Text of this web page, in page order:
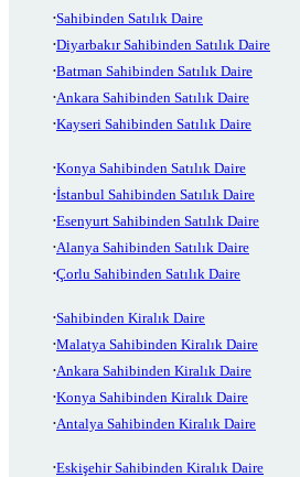
Sahibinden Satılık Daire
Diyarbakır Sahibinden Satılık Daire
Batman Sahibinden Satılık Daire
Ankara Sahibinden Satılık Daire
Kayseri Sahibinden Satılık Daire
Konya Sahibinden Satılık Daire
İstanbul Sahibinden Satılık Daire
Esenyurt Sahibinden Satılık Daire
Alanya Sahibinden Satılık Daire
Çorlu Sahibinden Satılık Daire
Sahibinden Kiralık Daire
Malatya Sahibinden Kiralık Daire
Ankara Sahibinden Kiralık Daire
Konya Sahibinden Kiralık Daire
Antalya Sahibinden Kiralık Daire
Eskişehir Sahibinden Kiralık Daire